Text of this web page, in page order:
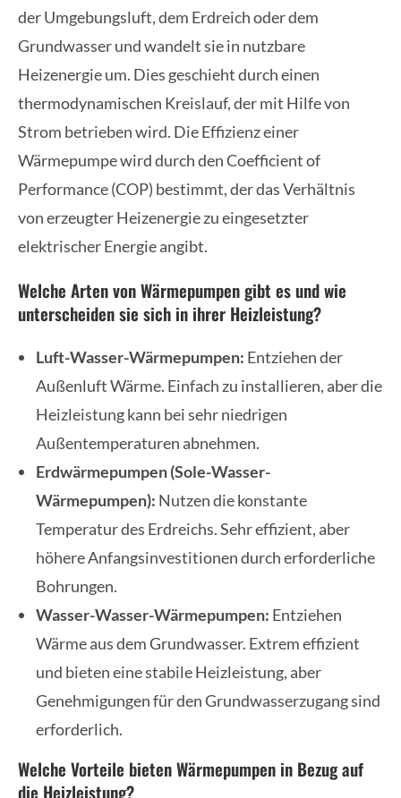
der Umgebungsluft, dem Erdreich oder dem
Grundwasser und wandelt sie in nutzbare
Heizenergie um. Dies geschieht durch einen
thermodynamischen Kreislauf, der mit Hilfe von
Strom betrieben wird. Die Effizienz einer
Wärmepumpe wird durch den Coefficient of
Performance (COP) bestimmt, der das Verhältnis
von erzeugter Heizenergie zu eingesetzter
elektrischer Energie angibt.
Welche Arten von Wärmepumpen gibt es und wie
unterscheiden sie sich in ihrer Heizleistung?
Luft-Wasser-Wärmepumpen: Entziehen der
Außenluft Wärme. Einfach zu installieren, aber die
Heizleistung kann bei sehr niedrigen
Außentemperaturen abnehmen.
Erdwärmepumpen (Sole-Wasser-
Wärmepumpen): Nutzen die konstante
Temperatur des Erdreichs. Sehr effizient, aber
höhere Anfangsinvestitionen durch erforderliche
Bohrungen.
Wasser-Wasser-Wärmepumpen: Entziehen
Wärme aus dem Grundwasser. Extrem effizient
und bieten eine stabile Heizleistung, aber
Genehmigungen für den Grundwasserzugang sind
erforderlich.
Welche Vorteile bieten Wärmepumpen in Bezug auf
die Heizleistung?